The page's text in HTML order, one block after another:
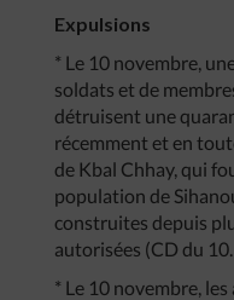
Expulsions
* Le 10 novembre,
soldats et de
détruisent une
récemment et en
de Kbal Chhay, qui
population de
construites depuis
autorisées (CD du
* Le 10 novembre,